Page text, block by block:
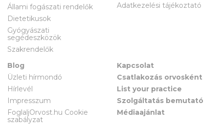
Állami fogászati rendelők
Dietetikusok
Gyógyászati
segédeszközök
Szakrendelők
Adatkezelési tájékoztató
Blog
Üzleti hírmondó
Hírlevél
Impresszum
FoglaljOrvost.hu Cookie
szabályzat
Kapcsolat
Csatlakozás orvosként
List your practice
Szolgáltatás bemutató
Médiaajánlat